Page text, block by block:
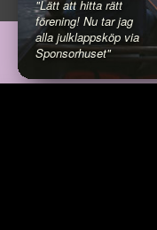
"Lätt att hitta rätt
förening! Nu tar jag
alla julklappsköp via
Sponsorhuset"